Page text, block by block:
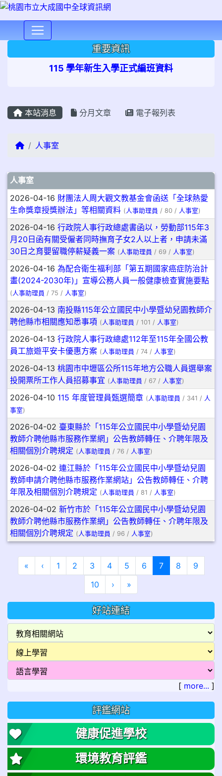
重要資訊
115 學年新生入學正式編班資料
本站消息 分月文章 電子報列表
回首頁人事室
文章列表
人事室
2026-04-16 財團法人周大觀文教基金會函送「全球熱愛
生命獎章授獎辦法」等相關資料 ( 人事助理員 / 80 / 人事室)
2026-04-16 行政院人事行政總處書函以，勞動部115年3
月20日函有關受僱者同時撫育子女2人以上者，申請未滿
30日之育嬰留職停薪疑義一案 ( 人事助理員 / 69 / 人事室)
2026-04-16 為配合衛生福利部「第五期國家癌症防治計
畫(2024-2030年)」宣導公務人員一般健康檢查實施要點
( 人事助理員 / 75 / 人事室)
2026-04-13 南投縣115年公立國民中小學暨幼兒園教師介
聘他縣市相關應知悉事項 ( 人事助理員 / 101 / 人事室)
2026-04-13 行政院人事行政總處112年至115年全國公教
員工旅遊平安卡優惠方案 ( 人事助理員 / 74 / 人事室)
2026-04-13 桃園市中壢區公所115年地方公職人員選舉案
投開票所工作人員招募事宜 ( 人事助理員 / 67 / 人事室)
2026-04-10 115 年度管理員甄選簡章 ( 人事助理員 / 341 / 人
事室)
2026-04-02 臺東縣於「115年公立國民中小學暨幼兒園
教師介聘他縣市服務作業網」公告教師轉任、介聘年限及
相關個別介聘規定 ( 人事助理員 / 76 / 人事室)
2026-04-02 連江縣於「115年公立國民中小學暨幼兒園
教師申請介聘他縣市服務作業網站」公告教師轉任、介聘
年限及相關個別介聘規定 ( 人事助理員 / 81 / 人事室)
2026-04-02 新竹市於「115年公立國民中小學暨幼兒園
教師介聘他縣市服務作業網」公告教師轉任、介聘年限及
相關個別介聘規定 ( 人事助理員 / 96 / 人事室)
« 第一頁
‹上一頁
1 2 3 4 5 6 7(目前頁次)
8
9
10
›下一頁
»最後頁
好站連結
[ more... ]
評鑑網站
健康促進學校
環境教育評鑑